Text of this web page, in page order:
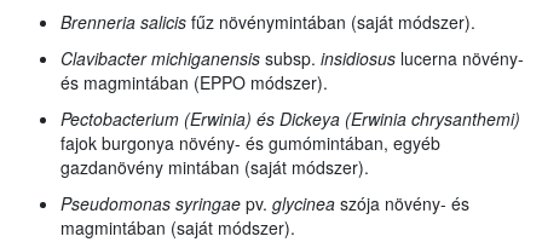
Brenneria salicis fűz növénymintában (saját módszer).
Clavibacter michiganensis subsp. insidiosus lucerna növény-
és magmintában (EPPO módszer).
Pectobacterium (Erwinia) és Dickeya (Erwinia chrysanthemi)
fajok burgonya növény- és gumómintában, egyéb
gazdanövény mintában (saját módszer).
Pseudomonas syringae pv. glycinea szója növény- és
magmintában (saját módszer).